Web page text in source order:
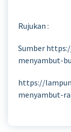
Rujukan :
Sumber
menyambut-
https://
menyambut-